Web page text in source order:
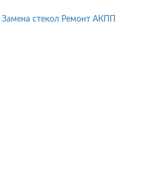
Замена стекол Ремонт АКПП